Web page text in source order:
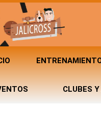
CLUBES